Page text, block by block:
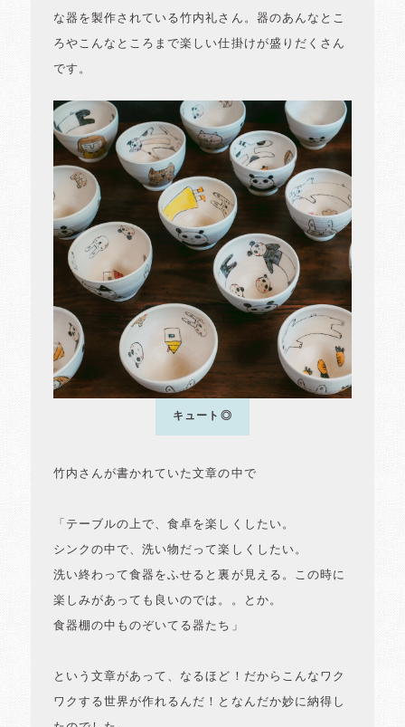
な器を製作されている竹内礼さん。器のあんなとこ
ろやこんなところまで楽しい仕掛けが盛りだくさん
です。
キュート◎
竹内さんが書かれていた文章の中で
「テーブルの上で、食卓を楽しくしたい。
シンクの中で、洗い物だって楽しくしたい。
洗い終わって食器をふせると裏が見える。この時に
楽しみがあっても良いのでは。。とか。
食器棚の中ものぞいてる器たち」
という文章があって、なるほど！だからこんなワク
ワクする世界が作れるんだ！となんだか妙に納得し